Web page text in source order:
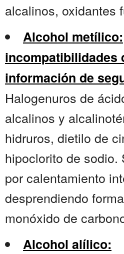
alcalinos, oxidantes
Alcohol metílico:
incompatibilidades
información de
Halogenuros de
alcalinos y
hidruros, dietilo de
hipoclorito de sodio.
por calentamiento
desprendiendo
monóxido de
Alcohol alílico: